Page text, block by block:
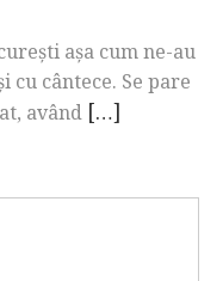
așa cum ne-au
cântece. Se pare
având […]